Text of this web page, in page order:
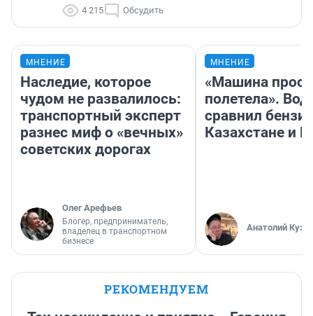
4 215 Обсудить
МНЕНИЕ
Наследие, которое
чудом не развалилось:
транспортный эксперт
разнес миф о «вечных»
советских дорогах
Олег Арефьев
Блогер, предприниматель,
владелец в транспортном
бизнесе
МНЕНИЕ
«Машина
полетела».
сравнил
Казахстане и
Анатолий
РЕКОМЕНДУЕМ